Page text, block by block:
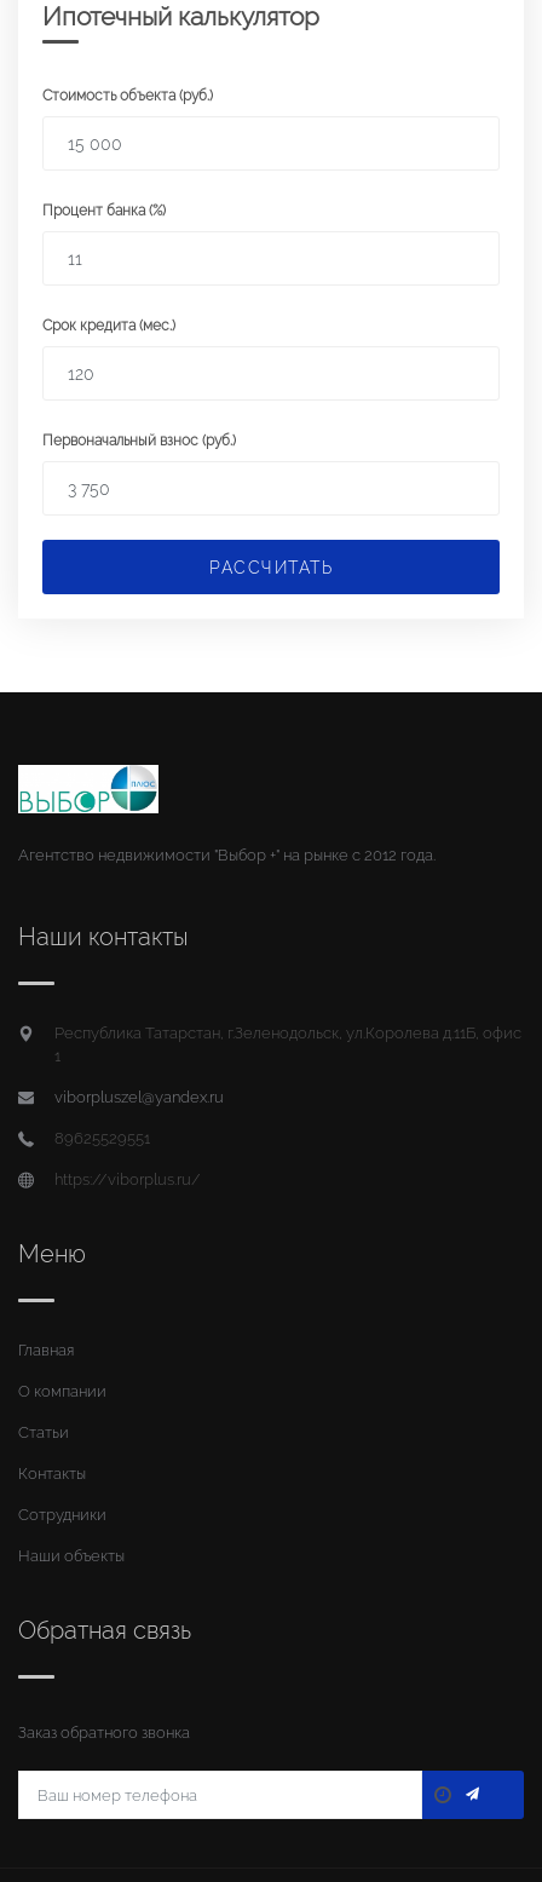
Ипотечный калькулятор
Стоимость объекта (руб.)
Процент банка (%)
Срок кредита (мес.)
Первоначальный взнос (руб.)
РАССЧИТАТЬ
Агентство недвижимости "Выбор +" на рынке с 2012 года.
Наши контакты
Республика Татарстан, г.Зеленодольск, ул.Королева д.11Б, офис
1
viborpluszel@yandex.ru
89625529551
https://viborplus.ru/
Меню
Главная
О компании
Статьи
Контакты
Сотрудники
Наши объекты
Обратная связь
Заказ обратного звонка